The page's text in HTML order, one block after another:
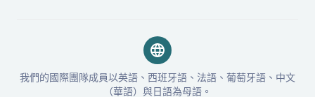
我們的國際團隊成員以英語、西班牙語、法語、葡萄牙語、中文
（華語）與日語為母語。